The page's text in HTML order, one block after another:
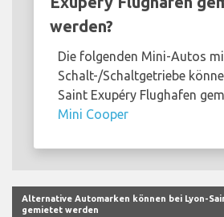
werden?
Die folgenden Mini-Autos
Schalt-/Schaltgetriebe
Saint Exupéry Flughafen
Mini Cooper
Alternative Automarken können bei Lyon-
gemietet werden